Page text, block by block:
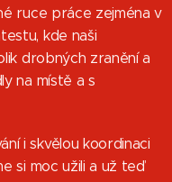
ruce práce zejména v
kde naši
drobných zranění a
na místě a s
i skvělou koordinaci
si moc užili a už teď